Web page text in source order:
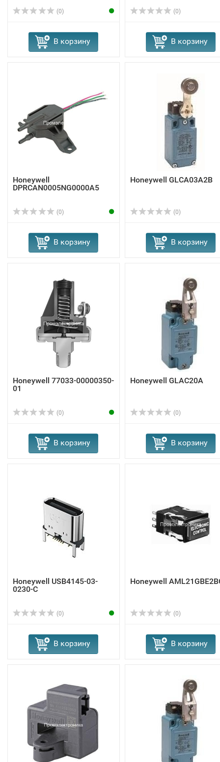
(0)
В корзину
(0)
В корзину
Honeywell
DPRCAN0005NG0000A5
(0)
В корзину
Honeywell GLCA03A2B
(0)
В корзину
Honeywell 77033-00000350-
01
(0)
В корзину
Honeywell GLAC20A
(0)
В корзину
Honeywell USB4145-03-
0230-C
(0)
В корзину
Honeywell
(0)
В корзину